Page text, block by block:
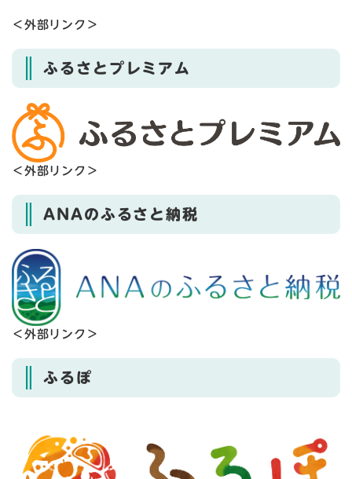
＜外部リンク＞
ふるさとプレミアム
＜外部リンク＞
ANAのふるさと納税
＜外部リンク＞
ふるぽ